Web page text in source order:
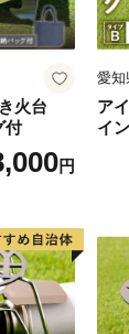
火台
付
円
愛知
ア
イ
レ